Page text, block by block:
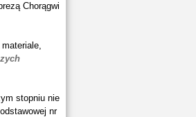
Chorągwi
stopniu nie
nr